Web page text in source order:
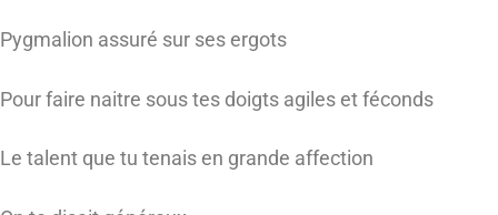
Pygmalion assuré sur ses ergots
Pour faire naitre sous tes doigts agiles et féconds
Le talent que tu tenais en grande affection